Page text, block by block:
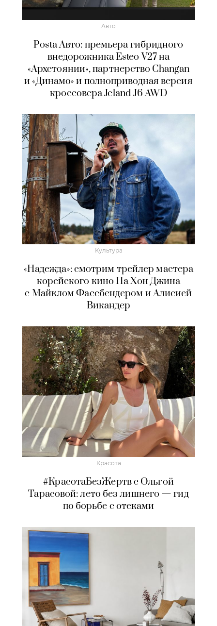
Авто
Posta Авто: премьера гибридного
внедорожника Esteo V27 на
«Архстоянии», партнерство Changan
и «Динамо» и полноприводная версия
кроссовера Jeland J6 AWD
Культура
«Надежда»: смотрим трейлер мастера
корейского кино На Хон Джина
с Майклом Фассбендером и Алисией
Викандер
Красота
#КрасотаБезЖертв с Ольгой
Тарасовой: лето без лишнего — гид
по борьбе с отеками